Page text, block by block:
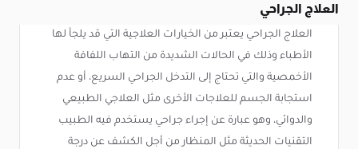
العلاج الجراحي
العلاج الجراحي يعتبر من الخيارات العلاجية التي قد يلجأ لها
الأطباء وذلك في الحالات الشديدة من التهاب اللفافة
الأخمصية والتي تحتاج إلى التدخل الجراحي السريع، أو عدم
استجابة الجسم للعلاجات الأخرى مثل العلاجي الطبيعي
والدوائي، وهو عبارة عن إجراء جراحي يستخدم فيه الطبيب
التقنيات الحديثة مثل المنظار من أجل الكشف عن درجة